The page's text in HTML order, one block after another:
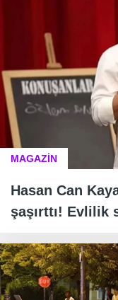
MAGAZİN
Hasan Can
şaşırttı! Evlilik